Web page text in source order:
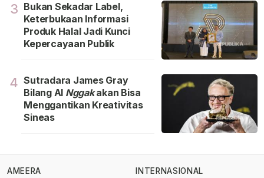
3 Bukan Sekadar Label,
Keterbukaan Informasi
Produk Halal Jadi Kunci
Kepercayaan Publik
4 Sutradara James Gray
Bilang Al Nggakakan Bisa
Menggantikan Kreativitas
Sineas
AMEERA
INTERNASIONAL